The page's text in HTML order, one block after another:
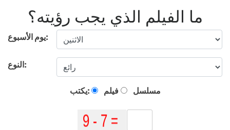
ما الفيلم الذي يجب رؤيته؟
يوم الأسبوع:
النوع:
يكتب: فيلم مسلسل